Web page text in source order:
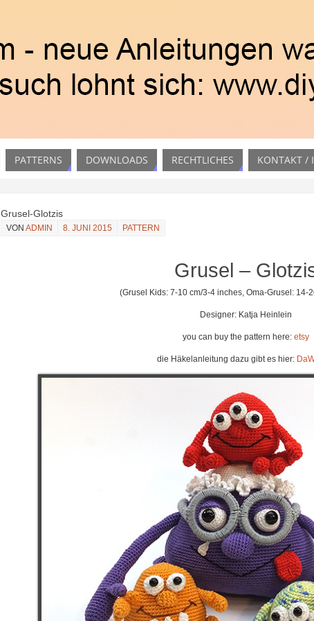
PATTERNS DOWNLOADS RECHTLICHES KONTAKT /
Grusel-Glotzis
VON ADMIN 8. JUNI 2015 PATTERN
Grusel –
(Grusel Kids: 7-10 cm/3-4 inches, Oma-Grusel: 14-
Designer: Katja Heinlein
you can buy the pattern here:etsy
die Häkelanleitung dazu gibt es hier: